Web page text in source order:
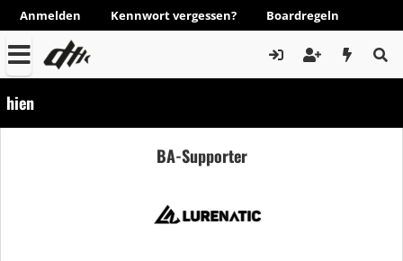
Anmelden Kennwort vergessen? Boardregeln
hien
BA-Supporter